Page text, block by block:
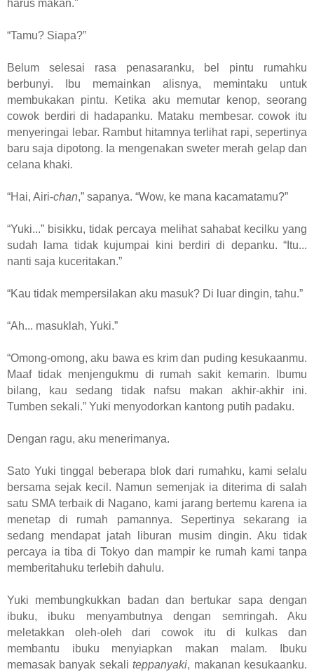
harus makan."
“Tamu? Siapa?”
Belum selesai rasa penasaranku, bel pintu rumahku
berbunyi. Ibu memainkan alisnya, memintaku untuk
membukakan pintu. Ketika aku memutar kenop, seorang
cowok berdiri di hadapanku. Mataku membesar. cowok itu
menyeringai lebar. Rambut hitamnya terlihat rapi, sepertinya
baru saja dipotong. Ia mengenakan sweter merah gelap dan
celana khaki.
“Hai, Airi-chan,” sapanya. “Wow, ke mana kacamatamu?”
“Yuki...” bisikku, tidak percaya melihat sahabat kecilku yang
sudah lama tidak kujumpai kini berdiri di depanku. “Itu...
nanti saja kuceritakan.”
“Kau tidak mempersilakan aku masuk? Di luar dingin, tahu.”
“Ah... masuklah, Yuki.”
“Omong-omong, aku bawa es krim dan puding kesukaanmu.
Maaf tidak menjengukmu di rumah sakit kemarin. Ibumu
bilang, kau sedang tidak nafsu makan akhir-akhir ini.
Tumben sekali.” Yuki menyodorkan kantong putih padaku.
Dengan ragu, aku menerimanya.
Sato Yuki tinggal beberapa blok dari rumahku, kami selalu
bersama sejak kecil. Namun semenjak ia diterima di salah
satu SMA terbaik di Nagano, kami jarang bertemu karena ia
menetap di rumah pamannya. Sepertinya sekarang ia
sedang mendapat jatah liburan musim dingin. Aku tidak
percaya ia tiba di Tokyo dan mampir ke rumah kami tanpa
memberitahuku terlebih dahulu.
Yuki membungkukkan badan dan bertukar sapa dengan
ibuku, ibuku menyambutnya dengan semringah. Aku
meletakkan oleh-oleh dari cowok itu di kulkas dan
membantu ibuku menyiapkan makan malam. Ibuku
memasak banyak sekaliteppanyaki, makanan kesukaanku.